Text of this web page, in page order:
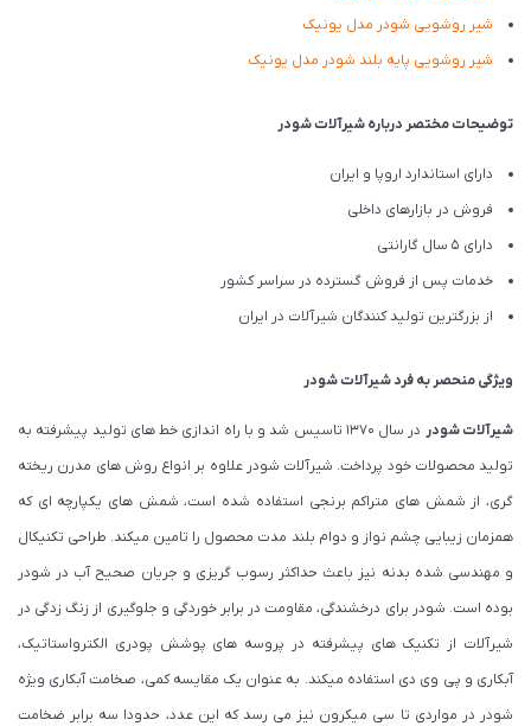
شیر روشویی شودر مدل یونیک
شیر روشویی پایه بلند شودر مدل یونیک
توضیحات مختصر درباره شیرآلات شودر
دارای استاندارد اروپا و ایران
فروش در بازارهای داخلی
دارای 5 سال گارانتی
خدمات پس از فروش گسترده در سراسر کشور
از بزرگترین تولید کنندگان شیرآلات در ایران
ویژگی منحصر به فرد شیرآلات شودر
شیرآلات شودر
در سال 1370 تاسیس شد و با راه اندازی خط های تولید پیشرفته به
تولید محصولات خود پرداخت. شیرآلات شودر علاوه بر انواع روش های مدرن ریخته
گری، از شمش های متراکم برنجی استفاده شده است، شمش های یکپارچه ای که
همزمان زیبایی چشم نواز و دوام بلند مدت محصول را تامین میکند. طراحی تکنیکال
و مهندسی شده بدنه نیز باعث حداکثر رسوب گریزی و جریان صحیح آب در شودر
بوده است. شودر برای درخشندگی، مقاومت در برابر خوردگی و جلوگیری از زنگ زدگی در
شیرآلات از تکنیک های پیشرفته در پروسه های پوشش پودری الکترواستاتیک،
آبکاری و پی وی دی استفاده میکند. به عنوان یک مقایسه کمی، صخامت آبکاری ویژه
شودر در مواردی تا سی میکرون نیز می رسد که این عدد، حدودا سه برابر ضخامت